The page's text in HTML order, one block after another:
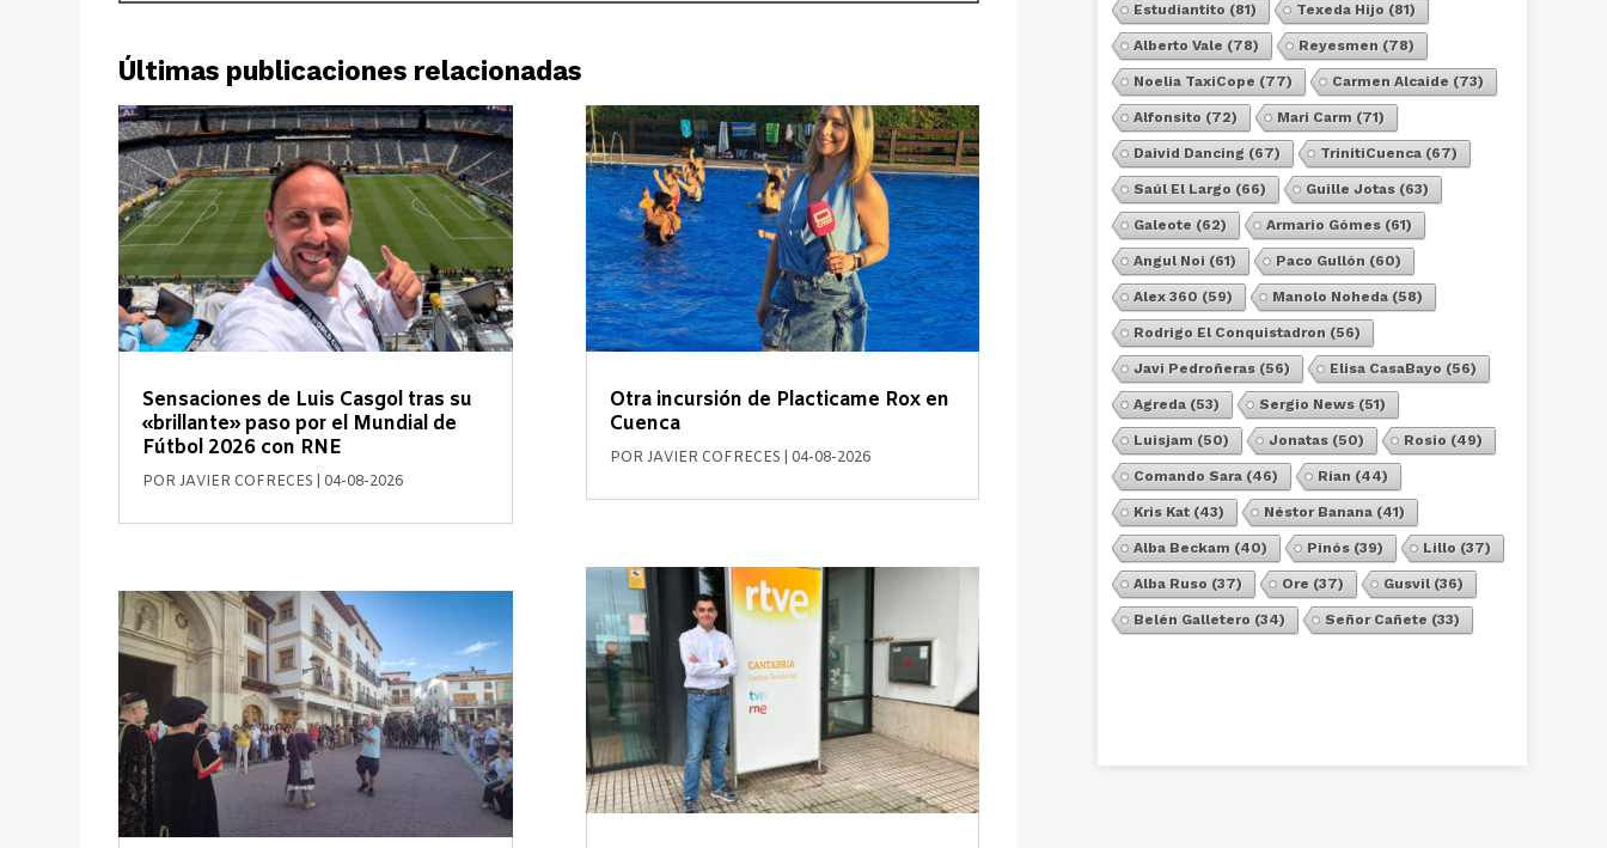
Últimas publicaciones relacionadas
Sensaciones de Luis Casgol tras su
«brillante» paso por el Mundial de
Fútbol 2026 con RNE
PORJAVIER COFRECES 04-08-2026
Otra incursión de Placticame Rox en
Cuenca
POR JAVIER COFRECES 04-08-2026
Estudiantito (81) Texeda Hijo (81)
Alberto Vale (78) Reyesmen (78)
Noelia TaxiCope (77) Carmen Alcaide (73)
Alfonsito (72) Mari Carm (71)
Daivid Dancing (67) TrinitiCuenca (67)
Saúl El Largo (66) Guille Jotas (63)
Galeote (62) Armario Gómes (61)
Angul Noi (61) Paco Gullón (60)
Alex 360 (59) Manolo Noheda (58)
Rodrigo El Conquistadron (56)
Javi Pedroñeras (56) Elisa CasaBayo (56)
Agreda (53) Sergio News (51)
Luisjam (50) Jonatas (50) Rosio (49)
Comando Sara (46) Rian (44)
Kris Kat (43) Néstor Banana (41)
Alba Beckam (40) Pinós (39) Lillo (37)
Alba Ruso (37) Ore (37) Gusvil (36)
Belén Galletero (34) Señor Cañete (33)